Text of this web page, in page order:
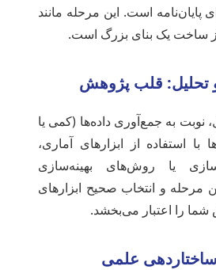
است. این مرحله مانند
ساخت یک بنای بزرگ است.
تحلیل: قلب پژوهش
نوبت به جمع‌آوری داده‌ها (کمی یا
استفاده از ابزارهای آماری،
یا روش‌های بهینه‌سازی
و انتخاب صحیح ابزارهای
شما را اعتبار می‌بخشد.
علمی